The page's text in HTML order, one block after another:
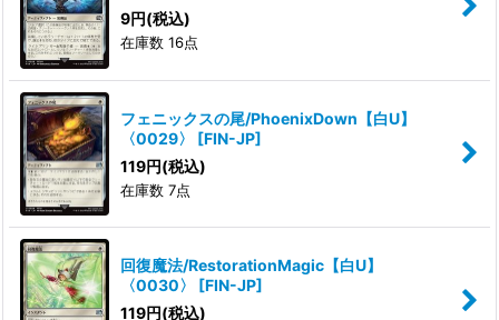
9円(税込)
在庫数 16点
フェニックスの尾/PhoenixDown【白U】
〈0029〉
[FIN-JP]
119円(税込)
在庫数 7点
回復魔法/RestorationMagic【白U】
〈0030〉
[FIN-JP]
119円(税込)